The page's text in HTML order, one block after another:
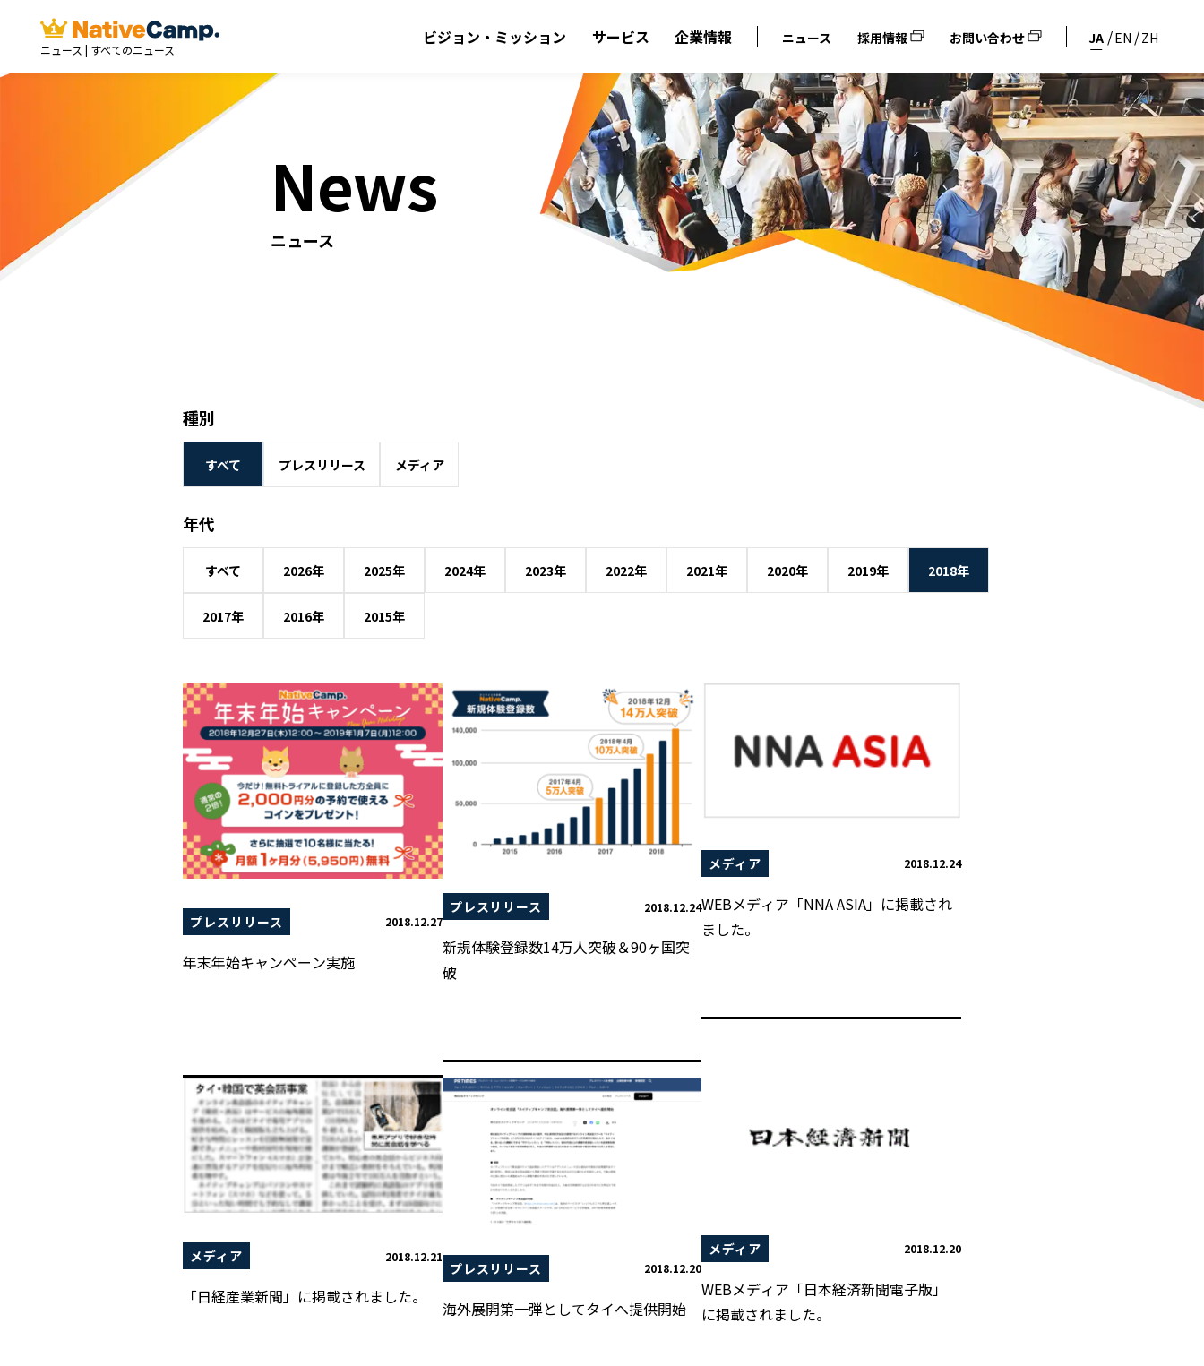
ニュース | すべてのニュース
ビジョン・ミッション サービス 企業情報 ニュース 採用情報 お問い合わせ JA EN ZH
News
ニュース
種別
すべて プレスリリース メディア
年代
すべて 2026年 2025年 2024年 2023年 2022年 2021年 2020年 2019年 2018年
2017年 2016年 2015年
プレスリリース 2018.12.27
年末年始キャンペーン実施
プレスリリース 2018.12.24
新規体験登録数14万人突破＆90ヶ国突
破
メディア 2018.12.24
WEBメディア「NNA ASIA」に掲載され
ました。
メディア 2018.12.21
「日経産業新聞」に掲載されました。
プレスリリース 2018.12.20
海外展開第一弾としてタイへ提供開始
メディア 2018.12.20
WEBメディア「日本経済新聞電子版」
に掲載されました。